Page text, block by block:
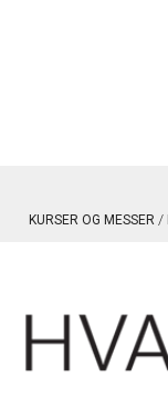
KURSER OG MESSER